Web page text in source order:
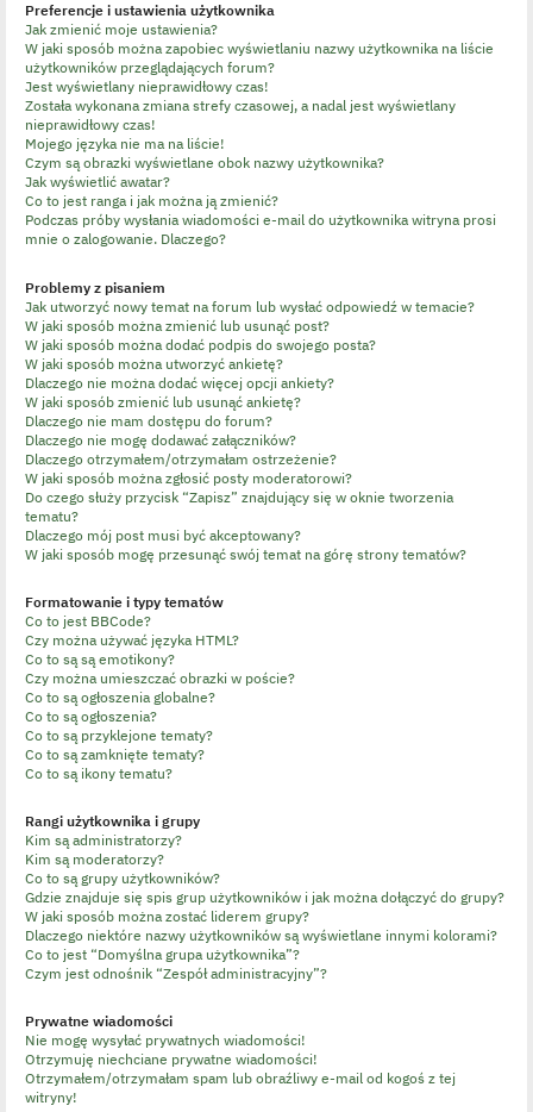
Preferencje i ustawienia użytkownika
Jak zmienić moje ustawienia?
W jaki sposób można zapobiec wyświetlaniu nazwy użytkownika na liście
użytkowników przeglądających forum?
Jest wyświetlany nieprawidłowy czas!
Została wykonana zmiana strefy czasowej, a nadal jest wyświetlany
nieprawidłowy czas!
Mojego języka nie ma na liście!
Czym są obrazki wyświetlane obok nazwy użytkownika?
Jak wyświetlić awatar?
Co to jest ranga i jak można ją zmienić?
Podczas próby wysłania wiadomości e-mail do użytkownika witryna prosi
mnie o zalogowanie. Dlaczego?
Problemy z pisaniem
Jak utworzyć nowy temat na forum lub wysłać odpowiedź w temacie?
W jaki sposób można zmienić lub usunąć post?
W jaki sposób można dodać podpis do swojego posta?
W jaki sposób można utworzyć ankietę?
Dlaczego nie można dodać więcej opcji ankiety?
W jaki sposób zmienić lub usunąć ankietę?
Dlaczego nie mam dostępu do forum?
Dlaczego nie mogę dodawać załączników?
Dlaczego otrzymałem/otrzymałam ostrzeżenie?
W jaki sposób można zgłosić posty moderatorowi?
Do czego służy przycisk “Zapisz” znajdujący się w oknie tworzenia
tematu?
Dlaczego mój post musi być akceptowany?
W jaki sposób mogę przesunąć swój temat na górę strony tematów?
Formatowanie i typy tematów
Co to jest BBCode?
Czy można używać języka HTML?
Co to są są emotikony?
Czy można umieszczać obrazki w poście?
Co to są ogłoszenia globalne?
Co to są ogłoszenia?
Co to są przyklejone tematy?
Co to są zamknięte tematy?
Co to są ikony tematu?
Rangi użytkownika i grupy
Kim są administratorzy?
Kim są moderatorzy?
Co to są grupy użytkowników?
Gdzie znajduje się spis grup użytkowników i jak można dołączyć do grupy?
W jaki sposób można zostać liderem grupy?
Dlaczego niektóre nazwy użytkowników są wyświetlane innymi kolorami?
Co to jest “Domyślna grupa użytkownika”?
Czym jest odnośnik “Zespół administracyjny”?
Prywatne wiadomości
Nie mogę wysyłać prywatnych wiadomości!
Otrzymuję niechciane prywatne wiadomości!
Otrzymałem/otrzymałam spam lub obraźliwy e-mail od kogoś z tej
witryny!